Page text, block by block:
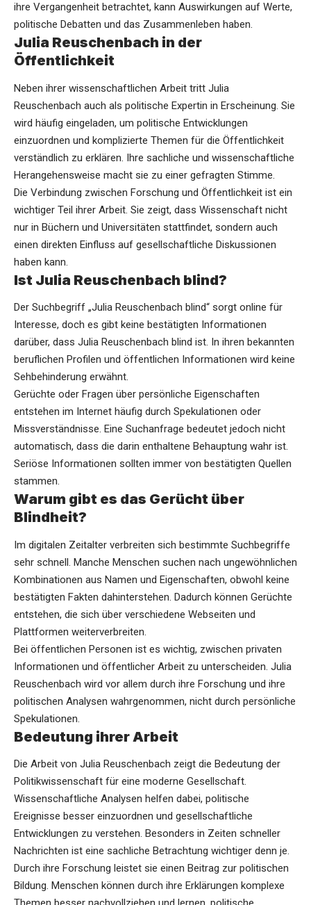
ihre Vergangenheit betrachtet, kann Auswirkungen auf Werte,
politische Debatten und das Zusammenleben haben.
Julia Reuschenbach in der
Öffentlichkeit
Neben ihrer wissenschaftlichen Arbeit tritt Julia
Reuschenbach auch als politische Expertin in Erscheinung. Sie
wird häufig eingeladen, um politische Entwicklungen
einzuordnen und komplizierte Themen für die Öffentlichkeit
verständlich zu erklären. Ihre sachliche und wissenschaftliche
Herangehensweise macht sie zu einer gefragten Stimme.
Die Verbindung zwischen Forschung und Öffentlichkeit ist ein
wichtiger Teil ihrer Arbeit. Sie zeigt, dass Wissenschaft nicht
nur in Büchern und Universitäten stattfindet, sondern auch
einen direkten Einfluss auf gesellschaftliche Diskussionen
haben kann.
Ist Julia Reuschenbach blind?
Der Suchbegriff „Julia Reuschenbach blind“ sorgt online für
Interesse, doch es gibt keine bestätigten Informationen
darüber, dass Julia Reuschenbach blind ist. In ihren bekannten
beruflichen Profilen und öffentlichen Informationen wird keine
Sehbehinderung erwähnt.
Gerüchte oder Fragen über persönliche Eigenschaften
entstehen im Internet häufig durch Spekulationen oder
Missverständnisse. Eine Suchanfrage bedeutet jedoch nicht
automatisch, dass die darin enthaltene Behauptung wahr ist.
Seriöse Informationen sollten immer von bestätigten Quellen
stammen.
Warum gibt es das Gerücht über
Blindheit?
Im digitalen Zeitalter verbreiten sich bestimmte Suchbegriffe
sehr schnell. Manche Menschen suchen nach ungewöhnlichen
Kombinationen aus Namen und Eigenschaften, obwohl keine
bestätigten Fakten dahinterstehen. Dadurch können Gerüchte
entstehen, die sich über verschiedene Webseiten und
Plattformen weiterverbreiten.
Bei öffentlichen Personen ist es wichtig, zwischen privaten
Informationen und öffentlicher Arbeit zu unterscheiden. Julia
Reuschenbach wird vor allem durch ihre Forschung und ihre
politischen Analysen wahrgenommen, nicht durch persönliche
Spekulationen.
Bedeutung ihrer Arbeit
Die Arbeit von Julia Reuschenbach zeigt die Bedeutung der
Politikwissenschaft für eine moderne Gesellschaft.
Wissenschaftliche Analysen helfen dabei, politische
Ereignisse besser einzuordnen und gesellschaftliche
Entwicklungen zu verstehen. Besonders in Zeiten schneller
Nachrichten ist eine sachliche Betrachtung wichtiger denn je.
Durch ihre Forschung leistet sie einen Beitrag zur politischen
Bildung. Menschen können durch ihre Erklärungen komplexe